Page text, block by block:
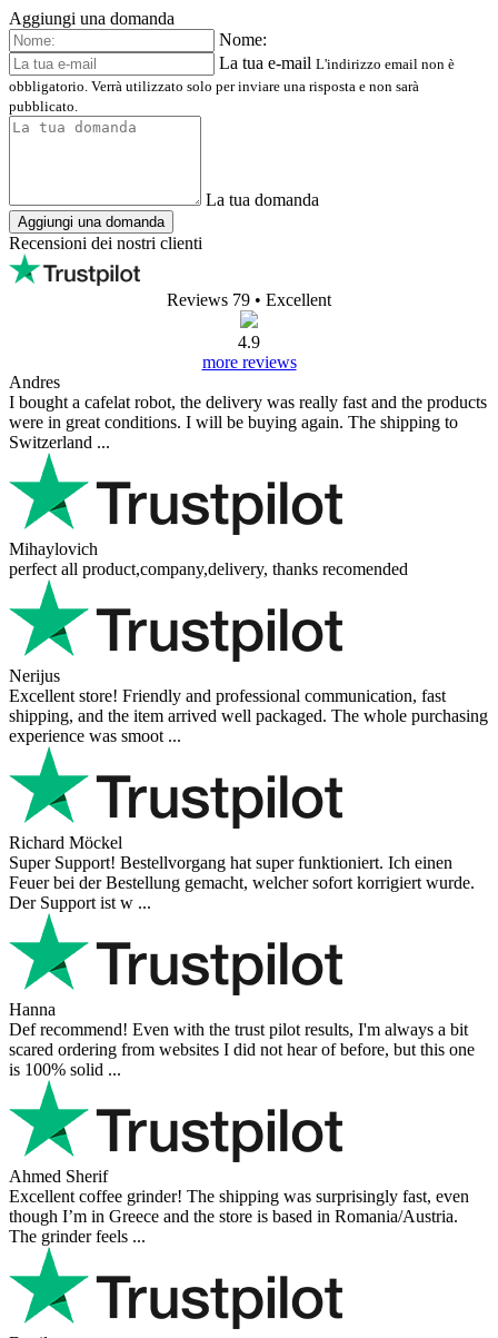
Aggiungi una domanda
Nome:
La tua e-mail L'indirizzo email non è
obbligatorio. Verrà utilizzato solo per inviare una risposta e non sarà
pubblicato.
La tua domanda
Aggiungi una domanda
Recensioni dei nostri clienti
Reviews 79 • Excellent
4.9
more reviews
Andres
I bought a cafelat robot, the delivery was really fast and the products
were in great conditions. I will be buying again. The shipping to
Switzerland ...
Mihaylovich
perfect all product,company,delivery, thanks recomended
Nerijus
Excellent store! Friendly and professional communication, fast
shipping, and the item arrived well packaged. The whole purchasing
experience was smoot ...
Richard Möckel
Super Support! Bestellvorgang hat super funktioniert. Ich einen
Feuer bei der Bestellung gemacht, welcher sofort korrigiert wurde.
Der Support ist w ...
Hanna
Def recommend! Even with the trust pilot results, I'm always a bit
scared ordering from websites I did not hear of before, but this one
is 100% solid ...
Ahmed Sherif
Excellent coffee grinder! The shipping was surprisingly fast, even
though I’m in Greece and the store is based in Romania/Austria.
The grinder feels ...